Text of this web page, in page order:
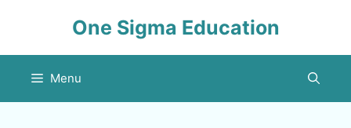
One Sigma Education
Menu